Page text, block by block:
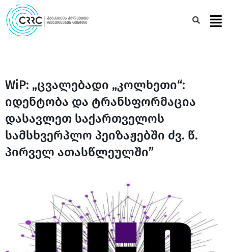
Skip
to
content
WiP: „ცვალებადი „კოლხეთი“:
იდენტობა და ტრანსფორმაცია
დასავლეთ საქართველოს
სამსხვერპლო პეიზაჟებში ძვ. წ.
პირველ ათასწლეულში”